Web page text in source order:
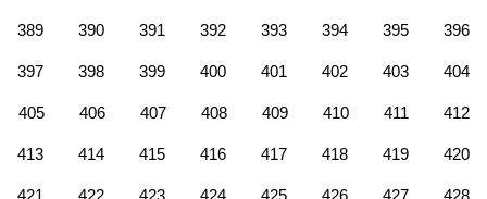
389 390 391 392 393 394 395 396
397 398 399 400 401 402 403 404
405 406 407 408 409 410 411 412
413 414 415 416 417 418 419 420